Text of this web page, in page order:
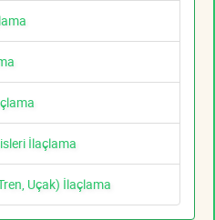
İlaçlama
Uçak) İlaçlama